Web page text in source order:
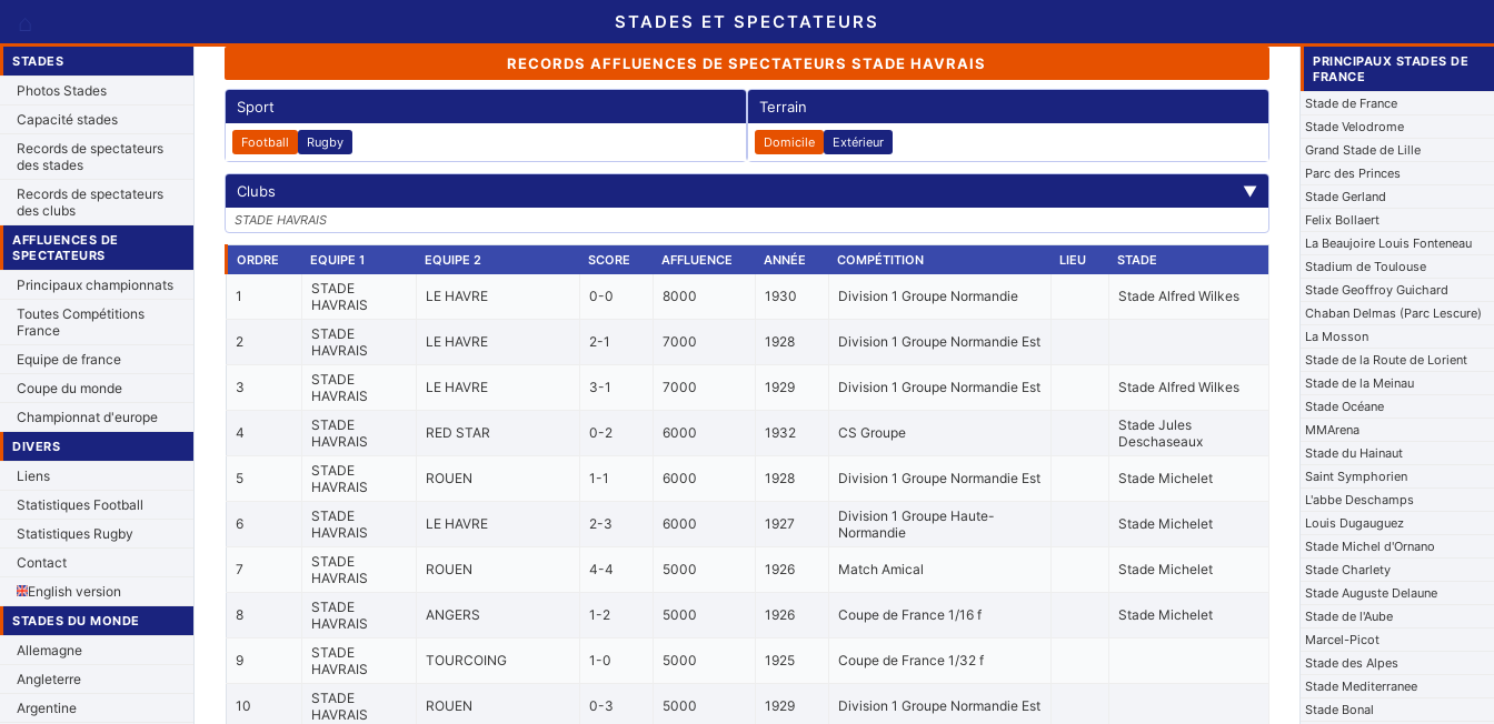
STADES ET SPECTATEURS
STADES
Photos Stades
Capacité stades
Records de spectateurs
des stades
Records de spectateurs
des clubs
AFFLUENCES DE
SPECTATEURS
Principaux championnats
Toutes Compétitions
France
Equipe de france
Coupe du monde
Championnat d'europe
DIVERS
Liens
Statistiques Football
Statistiques Rugby
Contact
English version
STADES DU MONDE
Allemagne
Angleterre
Argentine
RECORDS AFFLUENCES DE SPECTATEURS STADE HAVRAIS
Sport
Football Rugby
Terrain
Domicile Extérieur
Clubs ▼
STADE HAVRAIS
ORDRE EQUIPE 1 EQUIPE 2 SCORE AFFLUENCE ANNÉE COMPÉTITION LIEU STADE
1
STADE
HAVRAIS
LE HAVRE 0-0 8000 1930 Division 1 Groupe Normandie Stade Alfred Wilkes
2
STADE
HAVRAIS
LE HAVRE 2-1 7000 1928 Division 1 Groupe Normandie Est
3
STADE
HAVRAIS
LE HAVRE 3-1 7000 1929 Division 1 Groupe Normandie Est Stade Alfred Wilkes
4
STADE
HAVRAIS
RED STAR 0-2 6000 1932 CS Groupe
Stade Jules
Deschaseaux
5
STADE
HAVRAIS
ROUEN 1-1 6000 1928 Division 1 Groupe Normandie Est Stade Michelet
6
STADE
HAVRAIS
LE HAVRE 2-3 6000 1927
Division 1 Groupe Haute-
Normandie
Stade Michelet
7
STADE
HAVRAIS
ROUEN 4-4 5000 1926 Match Amical Stade Michelet
8
STADE
HAVRAIS
ANGERS 1-2 5000 1926 Coupe de France 1/16 f Stade Michelet
9
STADE
HAVRAIS
TOURCOING 1-0 5000 1925 Coupe de France 1/32 f
10
STADE
HAVRAIS
ROUEN 0-3 5000 1929 Division 1 Groupe Normandie Est
PRINCIPAUX STADES DE
FRANCE
Stade de France
Stade Velodrome
Grand Stade de Lille
Parc des Princes
Stade Gerland
Felix Bollaert
La Beaujoire Louis Fonteneau
Stadium de Toulouse
Stade Geoffroy Guichard
Chaban Delmas (Parc Lescure)
La Mosson
Stade de la Route de Lorient
Stade de la Meinau
Stade Océane
MMArena
Stade du Hainaut
Saint Symphorien
L'abbe Deschamps
Louis Dugauguez
Stade Michel d'Ornano
Stade Charlety
Stade Auguste Delaune
Stade de l'Aube
Marcel-Picot
Stade des Alpes
Stade Mediterranee
Stade Bonal